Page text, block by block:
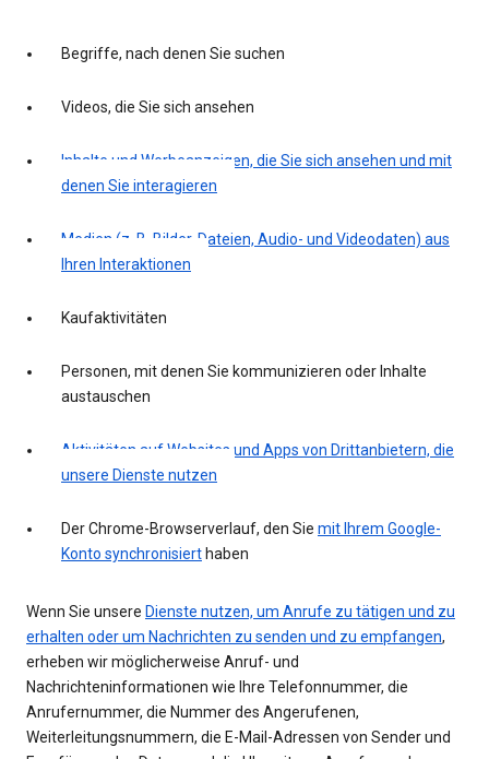
Begriffe, nach denen Sie suchen
Videos, die Sie sich ansehen
Inhalte und Werbeanzeigen, die Sie sich ansehen und mit
denen Sie interagieren
Medien (z. B. Bilder, Dateien, Audio- und Videodaten) aus
Ihren Interaktionen
Kaufaktivitäten
Personen, mit denen Sie kommunizieren oder Inhalte
austauschen
Aktivitäten auf Websites und Apps von Drittanbietern, die
unsere Dienste nutzen
Der Chrome-Browserverlauf, den Sie mit Ihrem Google-
Konto synchronisiert haben
Wenn Sie unsere Dienste nutzen, um Anrufe zu tätigen und zu
erhalten oder um Nachrichten zu senden und zu empfangen,
erheben wir möglicherweise Anruf- und
Nachrichteninformationen wie Ihre Telefonnummer, die
Anrufernummer, die Nummer des Angerufenen,
Weiterleitungsnummern, die E-Mail-Adressen von Sender und